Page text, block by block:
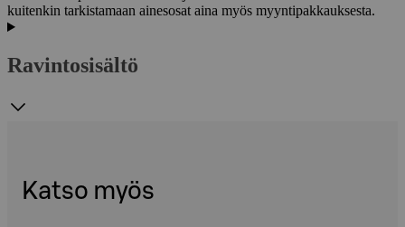
kuitenkin tarkistamaan ainesosat aina myös myyntipakkauksesta.
Ravintosisältö
Katso myös